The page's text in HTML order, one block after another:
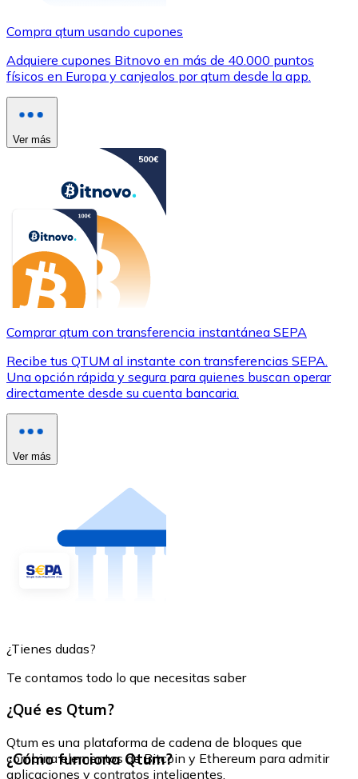
Compra qtum usando cupones
Adquiere cupones Bitnovo en más de 40.000 puntos
físicos en Europa y canjealos por qtum desde la app.
Ver más
Comprar qtum con transferencia instantánea SEPA
Recibe tus QTUM al instante con transferencias SEPA.
Una opción rápida y segura para quienes buscan operar
directamente desde su cuenta bancaria.
Ver más
¿Tienes dudas?
Te contamos todo lo que necesitas saber
¿Qué es Qtum?
Qtum es una plataforma de cadena de bloques que
combina elementos de Bitcoin y Ethereum para admitir
aplicaciones y contratos inteligentes.
¿Cómo funciona Qtum?